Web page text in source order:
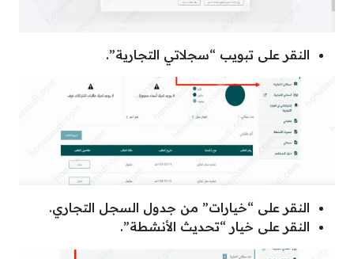
النقر على تبويب “سجلاتي التجارية”.
النقر على “خيارات” من جدول السجل التجاري.
النقر على خيار “تحديث الأنشطة”.